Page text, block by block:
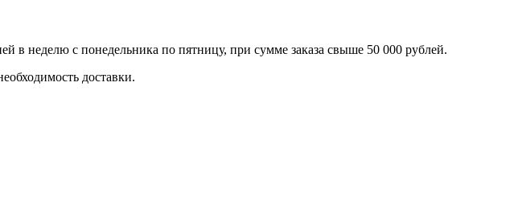
в неделю с понедельника по пятницу, при сумме заказа свыше 50 000 рублей.
доставки.